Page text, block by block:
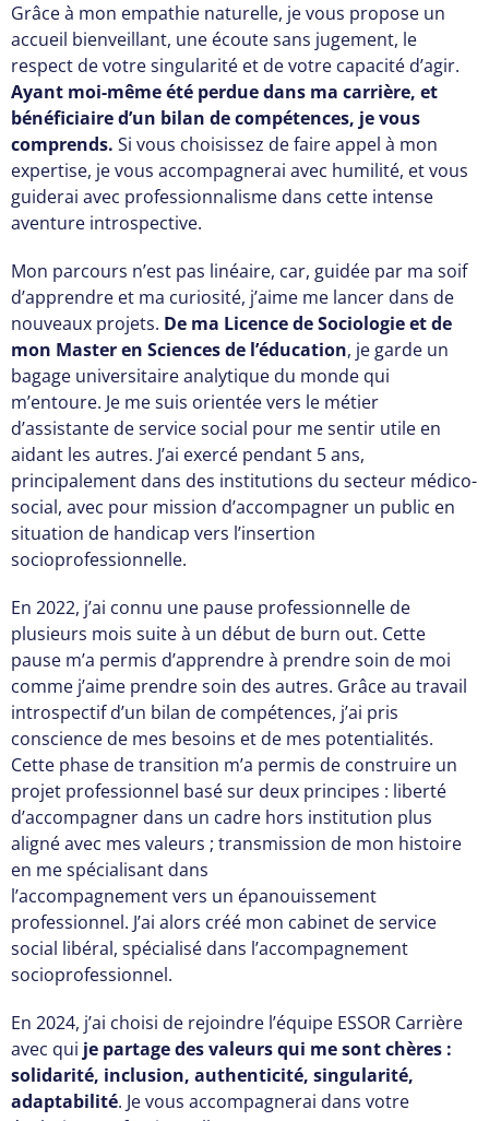
Grâce à mon empathie naturelle, je vous propose un
accueil bienveillant, une écoute sans jugement, le
respect de votre singularité et de votre capacité d’agir.
Ayant moi-même été perdue dans ma carrière, et
bénéficiaire d’un bilan de compétences, je vous
comprends. Si vous choisissez de faire appel à mon
expertise, je vous accompagnerai avec humilité, et vous
guiderai avec professionnalisme dans cette intense
aventure introspective.
Mon parcours n’est pas linéaire, car, guidée par ma soif
d’apprendre et ma curiosité, j’aime me lancer dans de
nouveaux projets. De ma Licence de Sociologie et de
mon Master en Sciences de l’éducation, je garde un
bagage universitaire analytique du monde qui
m’entoure. Je me suis orientée vers le métier
d’assistante de service social pour me sentir utile en
aidant les autres. J’ai exercé pendant 5 ans,
principalement dans des institutions du secteur médico-
social, avec pour mission d’accompagner un public en
situation de handicap vers l’insertion
socioprofessionnelle.
En 2022, j’ai connu une pause professionnelle de
plusieurs mois suite à un début de burn out. Cette
pause m’a permis d’apprendre à prendre soin de moi
comme j’aime prendre soin des autres. Grâce au travail
introspectif d’un bilan de compétences, j’ai pris
conscience de mes besoins et de mes potentialités.
Cette phase de transition m’a permis de construire un
projet professionnel basé sur deux principes : liberté
d’accompagner dans un cadre hors institution plus
aligné avec mes valeurs ; transmission de mon histoire
en me spécialisant dans
l’accompagnement vers un épanouissement
professionnel. J’ai alors créé mon cabinet de service
social libéral, spécialisé dans l’accompagnement
socioprofessionnel.
En 2024, j’ai choisi de rejoindre l’équipe ESSOR Carrière
avec qui je partage des valeurs qui me sont chères :
solidarité, inclusion, authenticité, singularité,
adaptabilité. Je vous accompagnerai dans votre